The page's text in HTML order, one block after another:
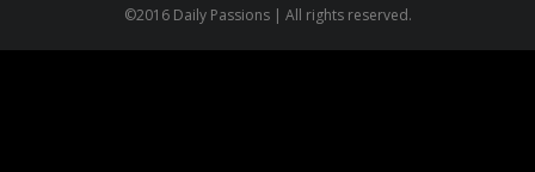
©2016 Daily Passions | All rights reserved.